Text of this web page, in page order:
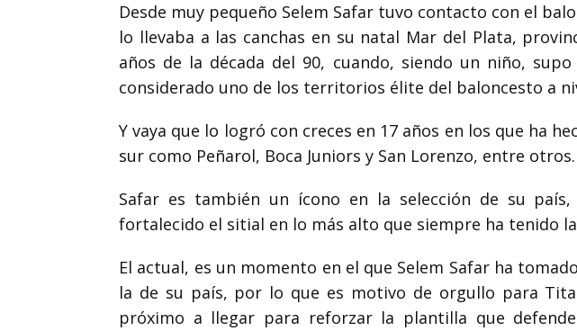
Desde muy pequeño Selem Safar tuvo contacto con el
lo llevaba a las canchas en su natal Mar del Plata,
años de la década del 90, cuando, siendo un niño,
considerado uno de los territorios élite del baloncesto a
Y vaya que lo logró con creces en 17 años en los que ha
sur como Peñarol, Boca Juniors y San Lorenzo, entre otros.
Safar es también un ícono en la selección de su
fortalecido el sitial en lo más alto que siempre ha tenido
El actual, es un momento en el que Selem Safar ha
la de su país, por lo que es motivo de orgullo para
próximo a llegar para reforzar la plantilla que